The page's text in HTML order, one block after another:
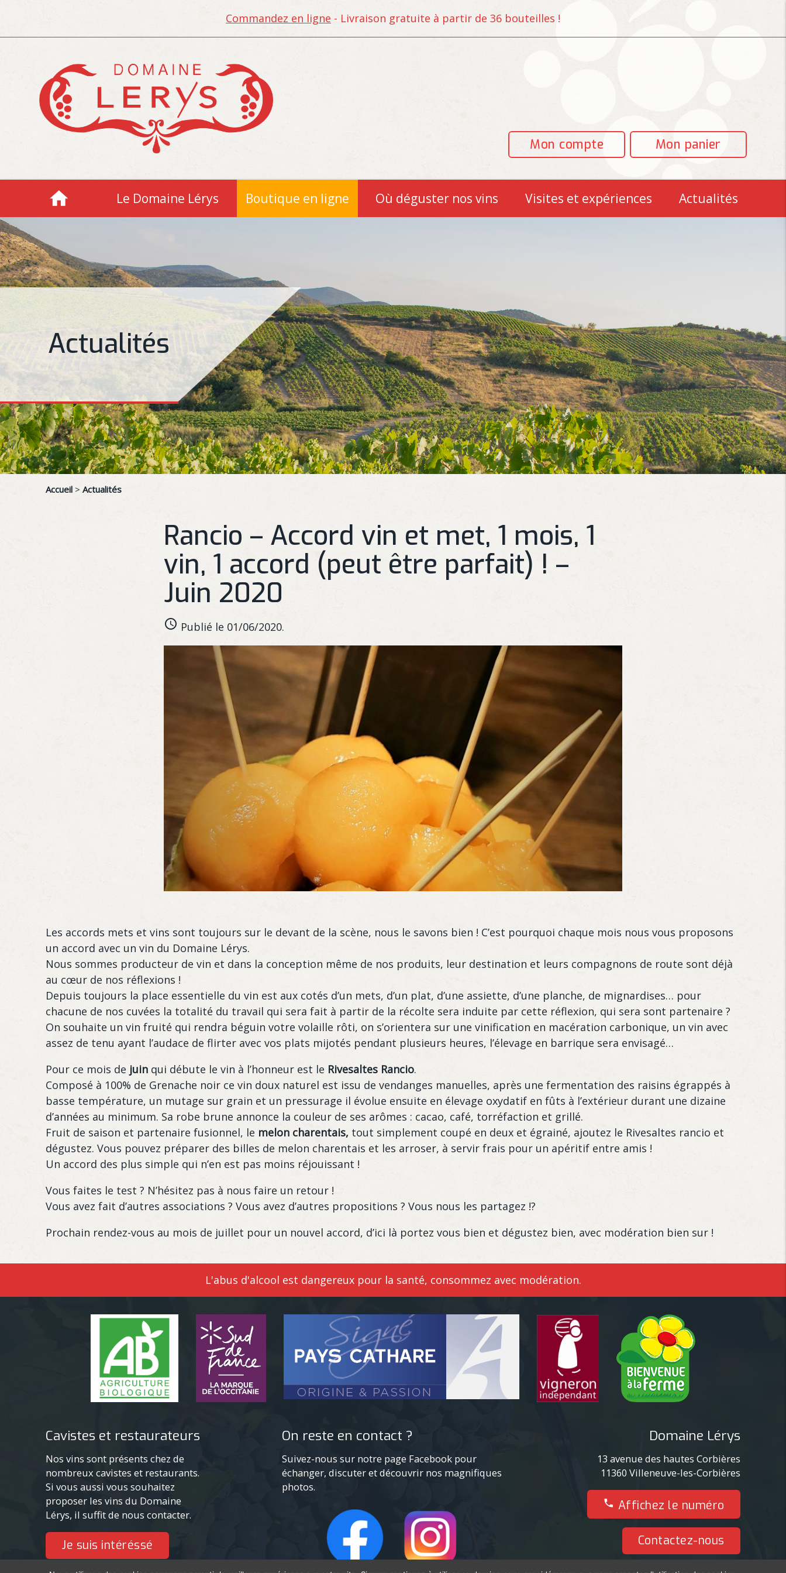
Commandez en ligne - Livraison gratuite à partir de 36 bouteilles !
Mon compte Mon panier
Le Domaine Lérys Boutique en ligne Où déguster nos vins Visites et expériences Actualités
Actualités
Accueil >Actualités
Rancio – Accord vin et met, 1 mois, 1
vin, 1 accord (peut être parfait) ! –
Juin 2020
Publié le 01/06/2020.
Les accords mets et vins sont toujours sur le devant de la scène, nous le savons bien ! C’est pourquoi chaque mois nous vous proposons
un accord avec un vin du Domaine Lérys.
Nous sommes producteur de vin et dans la conception même de nos produits, leur destination et leurs compagnons de route sont déjà
au cœur de nos réflexions !
Depuis toujours la place essentielle du vin est aux cotés d’un mets, d’un plat, d’une assiette, d’une planche, de mignardises… pour
chacune de nos cuvées la totalité du travail qui sera fait à partir de la récolte sera induite par cette réflexion, qui sera sont partenaire ?
On souhaite un vin fruité qui rendra béguin votre volaille rôti, on s’orientera sur une vinification en macération carbonique, un vin avec
assez de tenu ayant l’audace de flirter avec vos plats mijotés pendant plusieurs heures, l’élevage en barrique sera envisagé…
Pour ce mois de juin qui débute le vin à l’honneur est le Rivesaltes Rancio.
Composé à 100% de Grenache noir ce vin doux naturel est issu de vendanges manuelles, après une fermentation des raisins égrappés à
basse température, un mutage sur grain et un pressurage il évolue ensuite en élevage oxydatif en fûts à l’extérieur durant une dizaine
d’années au minimum. Sa robe brune annonce la couleur de ses arômes : cacao, café, torréfaction et grillé.
Fruit de saison et partenaire fusionnel, le melon charentais, tout simplement coupé en deux et égrainé, ajoutez le Rivesaltes rancio et
dégustez. Vous pouvez préparer des billes de melon charentais et les arroser, à servir frais pour un apéritif entre amis !
Un accord des plus simple qui n’en est pas moins réjouissant !
Vous faites le test ? N’hésitez pas à nous faire un retour !
Vous avez fait d’autres associations ? Vous avez d’autres propositions ? Vous nous les partagez !?
Prochain rendez-vous au mois de juillet pour un nouvel accord, d’ici là portez vous bien et dégustez bien, avec modération bien sur !
L'abus d'alcool est dangereux pour la santé, consommez avec modération.
Cavistes et restaurateurs
Nos vins sont présents chez de
nombreux cavistes et restaurants.
Si vous aussi vous souhaitez
proposer les vins du Domaine
Lérys, il suffit de nous contacter.
Je suis intéréssé
On reste en contact ?
Suivez-nous sur notre page Facebook pour
échanger, discuter et découvrir nos magnifiques
photos.
Domaine Lérys
13 avenue des hautes Corbières
11360 Villeneuve-les-Corbières
Affichez le numéro
06 32 94 09 84
Contactez-nous